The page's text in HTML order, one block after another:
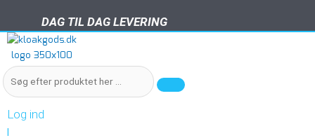
DAG TIL DAG LEVERING
DAG TIL DAG LEVERING
Log ind
|